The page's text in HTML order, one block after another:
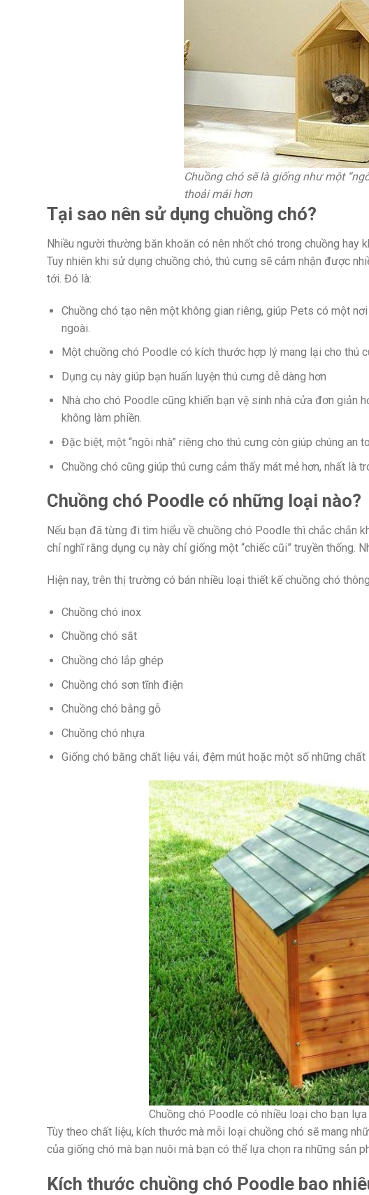
Chuồng chó sẽ là giống như một
thoải mái hơn
Tại sao nên sử dụng chuồng chó?
Nhiều người thường băn khoăn có nên nhốt chó trong chuồng hay
Tuy nhiên khi sử dụng chuồng chó, thú cưng sẽ cảm nhận được
tới. Đó là:
Chuồng chó tạo nên một không gian riêng, giúp Pets có một
ngoài.
Một chuồng chó Poodle có kích thước hợp lý mang lại cho thú
Dụng cụ này giúp bạn huấn luyện thú cưng dễ dàng hơn
Nhà cho chó Poodle cũng khiến bạn vệ sinh nhà cửa đơn giản
không làm phiền.
Đặc biệt, một “ngôi nhà” riêng cho thú cưng còn giúp chúng an
Chuồng chó cũng giúp thú cưng cảm thấy mát mẻ hơn, nhất là
Chuồng chó Poodle có những loại nào?
Nếu bạn đã từng đi tìm hiểu về chuồng chó Poodle thì chắc chắn
chỉ nghĩ rằng dụng cụ này chỉ giống một “chiếc cũi” truyền thống.
Hiện nay, trên thị trường có bán nhiều loại thiết kế chuồng chó
Chuồng chó inox
Chuồng chó sắt
Chuồng chó lắp ghép
Chuồng chó sơn tĩnh điện
Chuồng chó bằng gỗ
Chuồng chó nhựa
Giống chó bằng chất liệu vải, đệm mút hoặc một số những chất
Chuồng chó Poodle có nhiều loại cho bạn lựa
Tùy theo chất liệu, kích thước mà mỗi loại chuồng chó sẽ mang
của giống chó mà bạn nuôi mà bạn có thể lựa chọn ra những sản
Kích thước chuồng chó Poodle bao